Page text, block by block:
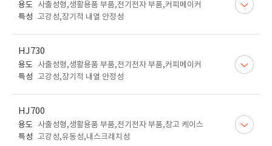
용도
사출성형,생활용품 부품,전기전자 부품,커피메이커
특성 고강성,장기적 내열 안정성
HJ730
용도
사출성형,생활용품 부품,전기전자 부품,커피메이커
특성 고강성,장기적 내열 안정성
HJ700
용도
사출성형,생활용품 부품,전기전자 부품,창고 케이스
특성 고강성,유동성,내스크래치성